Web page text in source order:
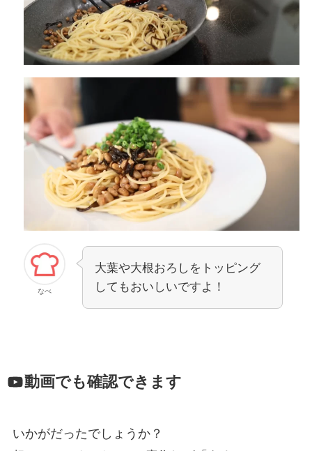
なべ
大葉や大根おろしをトッピング
してもおいしいですよ！
動画でも確認できます
いかがだったでしょうか？